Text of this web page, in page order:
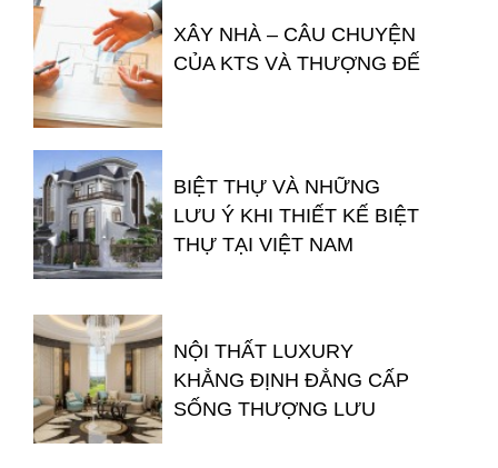
XÂY NHÀ – CÂU CHUYỆN
CỦA KTS VÀ THƯỢNG ĐẾ
BIỆT THỰ VÀ NHỮNG
LƯU Ý KHI THIẾT KẾ BIỆT
THỰ TẠI VIỆT NAM
NỘI THẤT LUXURY
KHẲNG ĐỊNH ĐẲNG CẤP
SỐNG THƯỢNG LƯU